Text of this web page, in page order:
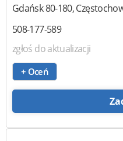
Gdańsk80-180,
508-177-589
zgłoś do aktualizacji
+ Oceń